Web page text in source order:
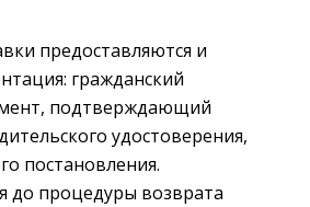
предоставляются и
гражданский
подтверждающий
удостоверения,
постановления.
до процедуры возврата